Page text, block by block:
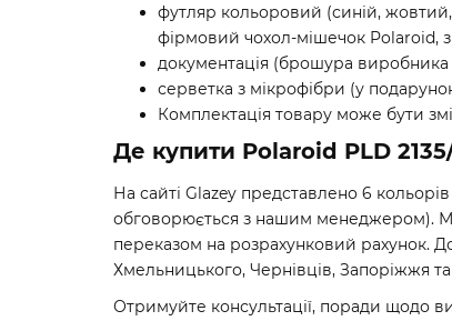
футляр кольоровий (синій,
фірмовий чохол-мішечок Polaroid,
документація (брошура виробника
серветка з мікрофібри (у
Комплектація товару може бути
Де купити Polaroid PLD
На сайті Glazey представлено 6
обговорюється з нашим менеджером).
переказом на розрахунковий рахунок.
Хмельницького, Чернівців, Запоріжжя та
Отримуйте консультації, поради щодо